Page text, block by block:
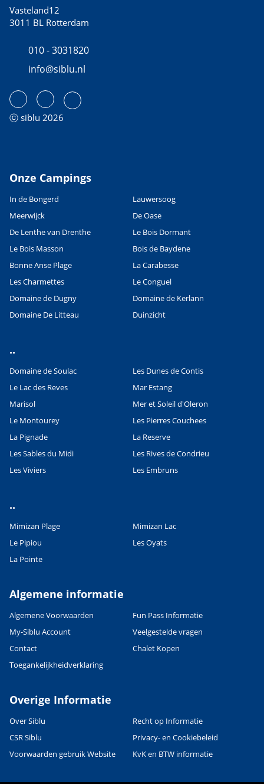
Vasteland12
3011 BL Rotterdam
010 - 3031820
info@siblu.nl
ⓒ siblu 2026
Onze Campings
In de Bongerd
Lauwersoog
Meerwijck
De Oase
De Lenthe van Drenthe
Le Bois Dormant
Le Bois Masson
Bois de Baydene
Bonne Anse Plage
La Carabesse
Les Charmettes
Le Conguel
Domaine de Dugny
Domaine de Kerlann
Domaine De Litteau
Duinzicht
..
Domaine de Soulac
Les Dunes de Contis
Le Lac des Reves
Mar Estang
Marisol
Mer et Soleil d'Oleron
Le Montourey
Les Pierres Couchees
La Pignade
La Reserve
Les Sables du Midi
Les Rives de Condrieu
Les Viviers
Les Embruns
..
Mimizan Plage
Mimizan Lac
Le Pipiou
Les Oyats
La Pointe
Algemene informatie
Algemene Voorwaarden
Fun Pass Informatie
My-Siblu Account
Veelgestelde vragen
Contact
Chalet Kopen
Toegankelijkheidverklaring
Overige Informatie
Over Siblu
Recht op Informatie
CSR Siblu
Privacy- en Cookiebeleid
Voorwaarden gebruik Website
KvK en BTW informatie